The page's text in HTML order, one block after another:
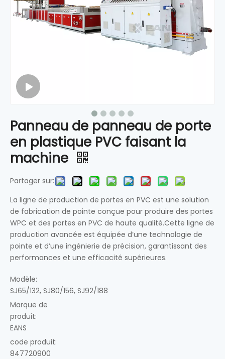
Panneau de panneau de porte
en plastique PVC faisant la
machine
Partager sur:
La ligne de production de portes en PVC est une solution
de fabrication de pointe conçue pour produire des portes
WPC et des portes en PVC de haute qualité.Cette ligne de
production avancée est équipée d’une technologie de
pointe et d’une ingénierie de précision, garantissant des
performances et une efficacité supérieures.
Modèle:
SJ65/132, SJ80/156, SJ92/188
Marque de
produit:
EANS
code produit:
847720900